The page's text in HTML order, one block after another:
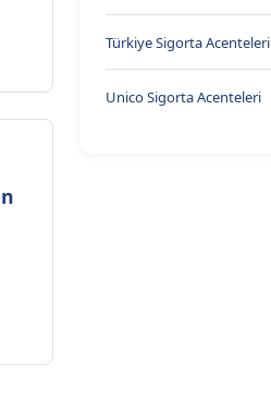
Türkiye Sigorta Acenteleri
Unico Sigorta Acenteleri